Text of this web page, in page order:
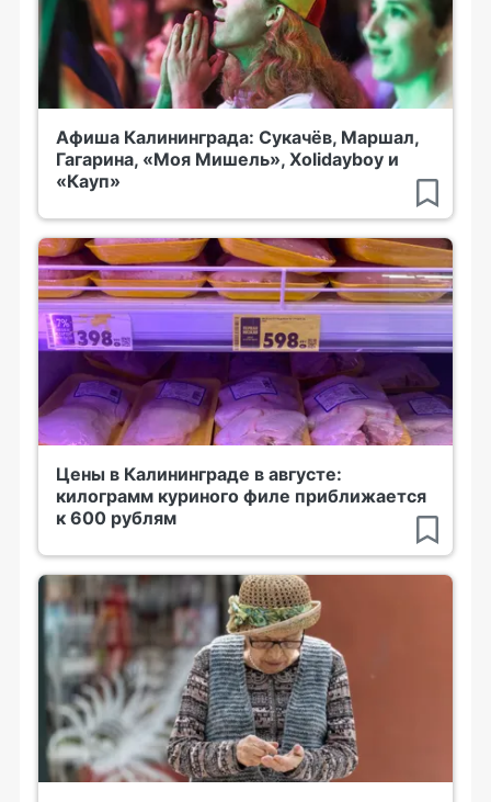
Афиша Калининграда: Сукачёв, Маршал,
Гагарина, «Моя Мишель», Xolidayboy и
«Кауп»
Цены в Калининграде в августе:
килограмм куриного филе приближается
к 600 рублям